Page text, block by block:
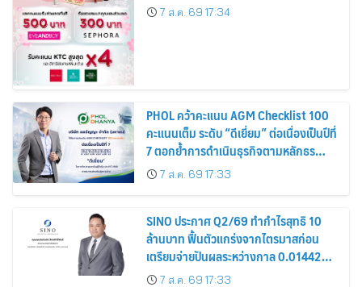
7 ส.ค. 69 17:34
PHOL คว้าคะแนน AGM Checklist 100
คะแนนเต็ม ระดับ “ดีเยี่ยม” ต่อเนื่องเป็นปีที่
7 ตอกย้ำการดำเนินธุรกิจตามหลักธร
รมาภิบาล โปร่งใส สร้างความเชื่อมั่นผู้ถือ
หุ้น
7 ส.ค. 69 17:33
SINO ประกาศ Q2/69 ทำกำไรสุทธิ 10
ล้านบาท ฟื้นตัวแกร่งจากไตรมาสก่อน
เตรียมจ่ายปันผลระหว่างกาล 0.014423
บาทต่อหุ้น ครึ่งปีหลังมุ่งเติบโตต่อเนื่อง
7 ส.ค. 69 17:33